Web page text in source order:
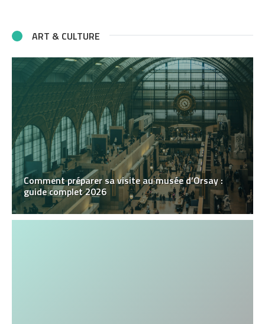
ART & CULTURE
Comment préparer sa visite au musée d’Orsay :
guide complet 2026